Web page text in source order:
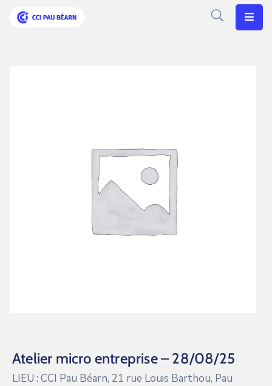
Atelier micro entreprise – 28/08/25
LIEU : CCI Pau Béarn, 21 rue Louis Barthou, Pau